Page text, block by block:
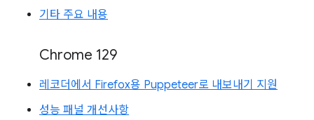
기타 주요 내용
Chrome 129
레코더에서 Firefox용 Puppeteer로 내보내기 지원
성능 패널 개선사항